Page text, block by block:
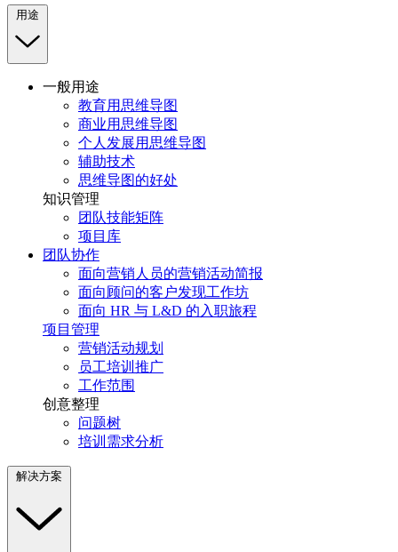
用途
一般用途
教育用思维导图
商业用思维导图
个人发展用思维导图
辅助技术
思维导图的好处
知识管理
团队技能矩阵
项目库
团队协作
面向营销人员的营销活动简报
面向顾问的客户发现工作坊
面向 HR 与 L&D 的入职旅程
项目管理
营销活动规划
员工培训推广
工作范围
创意整理
问题树
培训需求分析
解决方案